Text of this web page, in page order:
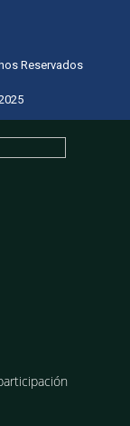
Reservados